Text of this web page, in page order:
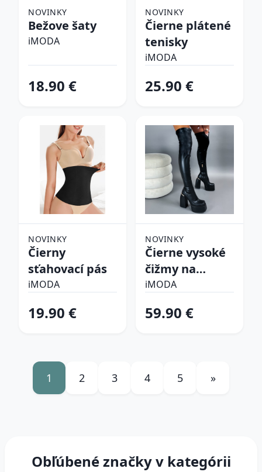
NOVINKY
Bežove šaty
iMODA
18.90 €
NOVINKY
Čierne plátené
tenisky
iMODA
25.90 €
NOVINKY
Čierny
sťahovací pás
iMODA
19.90 €
NOVINKY
Čierne vysoké
čižmy na
platforme
iMODA
59.90 €
1 2 3 4 5 »
Obľúbené značky v kategórii